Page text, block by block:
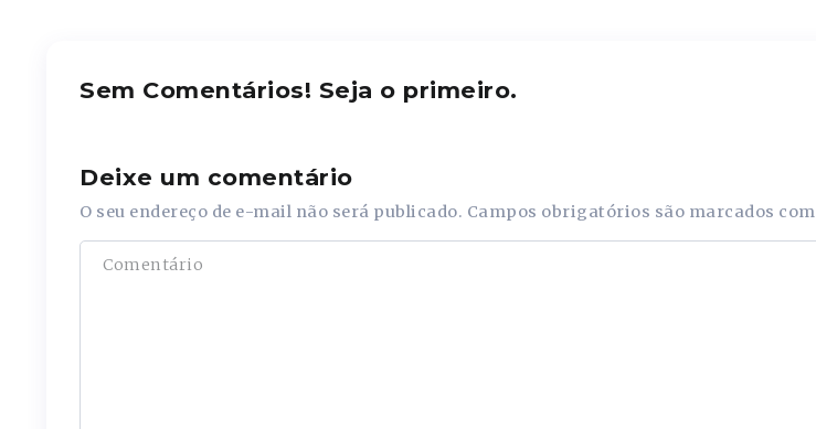
Sem Comentários! Seja o primeiro.
Deixe um comentário
O seu endereço de e-mail não será publicado. Campos obrigatórios são marcados com